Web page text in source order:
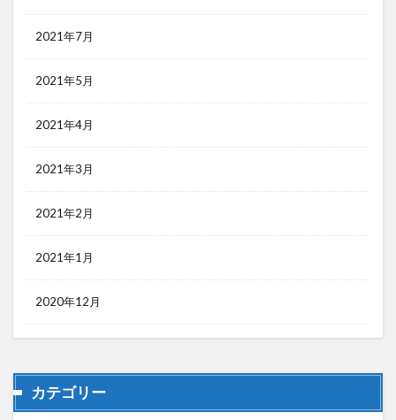
2021年7月
2021年5月
2021年4月
2021年3月
2021年2月
2021年1月
2020年12月
カテゴリー